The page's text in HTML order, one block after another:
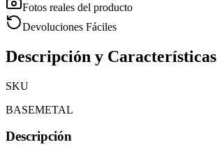
Fotos reales del producto
Devoluciones Fáciles
Descripción y Características
SKU
BASEMETAL
Descripción